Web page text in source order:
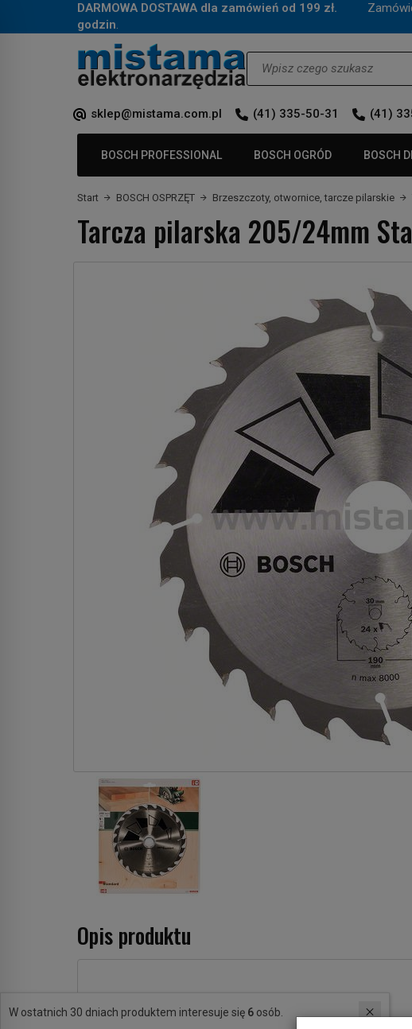
DARMOWA DOSTAWA dla zamówień od 199 zł.
godzin.
sklep@mistama.com.pl (41) 335-50-31 (41)
BOSCH PROFESSIONAL BOSCH OGRÓD BOSCH
Start BOSCH OSPRZĘT Brzeszczoty, otwornice, tarcze pilarskie
Tarcza pilarska 205/24mm
Opis produktu
W ostatnich 30 dniach produktem interesuje się 6 osób.